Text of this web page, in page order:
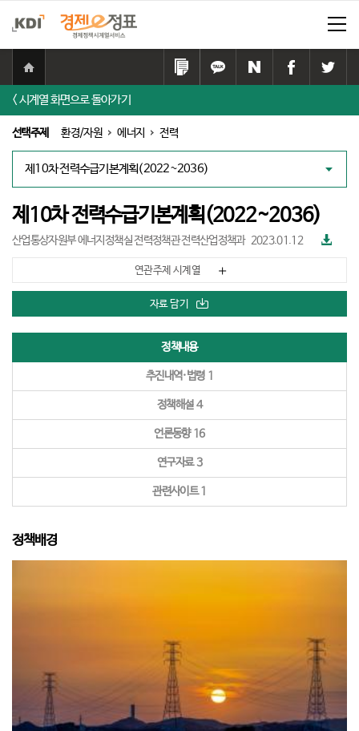
로
이
동
링
크
사
기
카
카
톡
유
네
이
공
하
페
이
북
유
트
위
공
하
기
< 시계열 화면으로 돌아가기
선택주제 환경/자원 에너지 전력
리
스
트
제10차 전력수급기본계획(2022~2036)
산업통상자원부 에너지정책실 전력정책관 전력산업정책과 2023.01.12
파
드
연관주제 시계열
자료 담기
정책내용
추진내역·법령 1
정책해설 4
언론동향 16
연구자료 3
관련사이트 1
정책배경